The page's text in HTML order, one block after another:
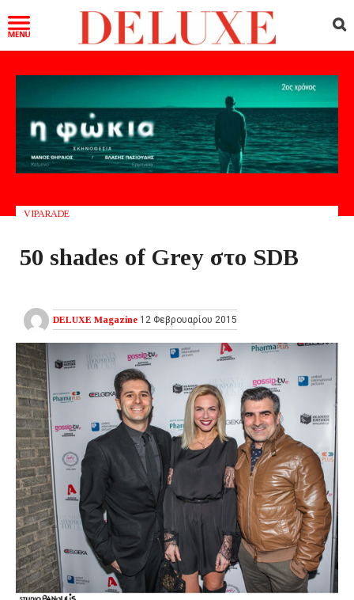
VIPARADE
50 shades of Grey στο SDB
DELUXE Magazine 12 Φεβρουαρίου 2015